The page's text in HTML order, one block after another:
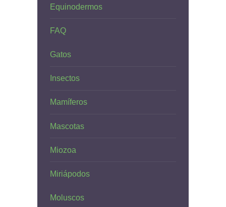
Equinodermos
FAQ
Gatos
Insectos
Mamíferos
Mascotas
Miozoa
Miriápodos
Moluscos